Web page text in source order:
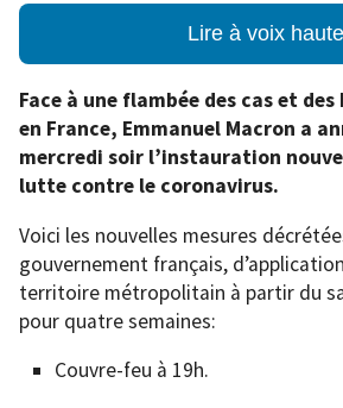
Lire à voix haute
Face à une flambée des cas et
en France, Emmanuel Macron a
mercredi soir l’instauration
lutte contre le coronavirus.
Voici les nouvelles mesures
gouvernement français,
territoire métropolitain à partir du
pour quatre semaines:
Couvre-feu à 19h.